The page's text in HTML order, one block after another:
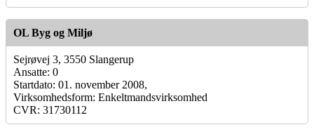
OL Byg og Miljø
Sejrøvej 3, 3550 Slangerup
Ansatte: 0
Startdato: 01. november 2008,
Virksomhedsform: Enkeltmandsvirksomhed
CVR: 31730112